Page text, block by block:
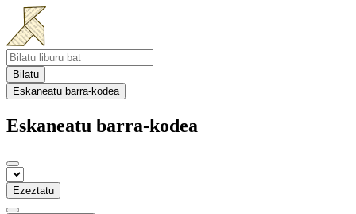
Bilatu
Eskaneatu barra-kodea
Eskaneatu barra-kodea
Ezeztatu